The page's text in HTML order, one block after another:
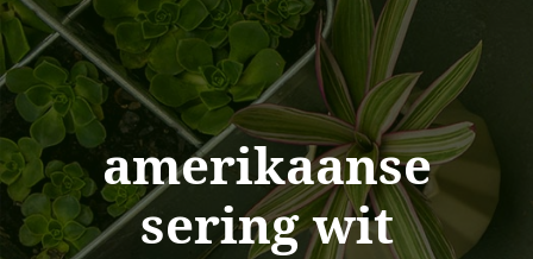
amerikaanse
sering wit